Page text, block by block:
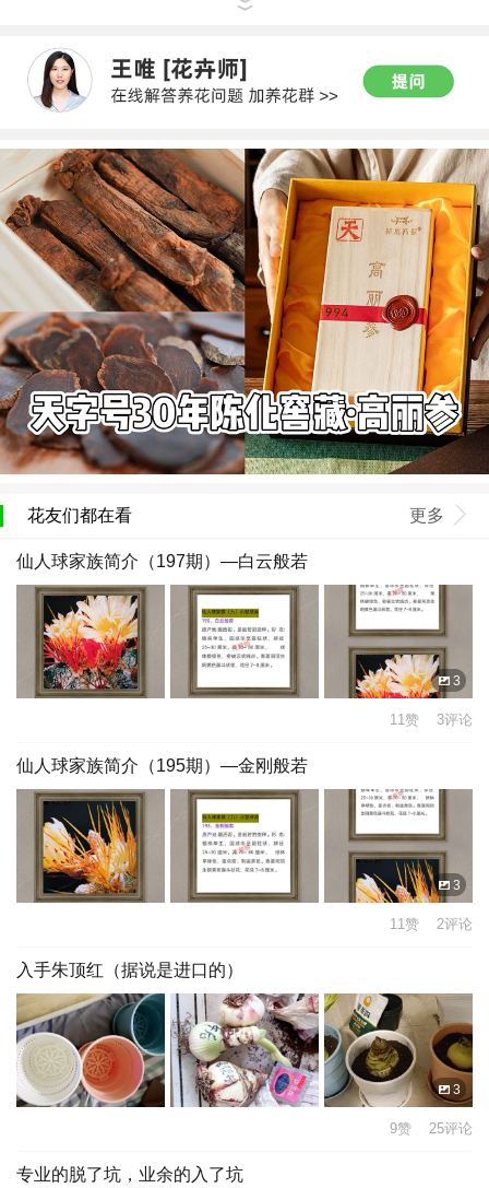
花友们都在看 更多
仙人球家族简介（197期）—白云般若
3
11赞 3评论
仙人球家族简介（195期）—金刚般若
3
11赞 2评论
入手朱顶红（据说是进口的）
3
9赞 25评论
专业的脱了坑，业余的入了坑